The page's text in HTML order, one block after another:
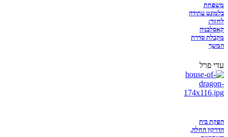
משפחת
בלמונט עתידה
לחזור:
קאסלבניה
מקבלת סדרת
המשך
עדי פרל
הפקת בית
הדרקון החלה,